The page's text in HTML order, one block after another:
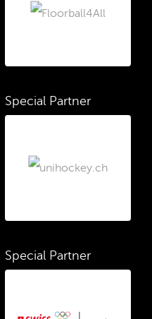
Special Partner
Special Partner